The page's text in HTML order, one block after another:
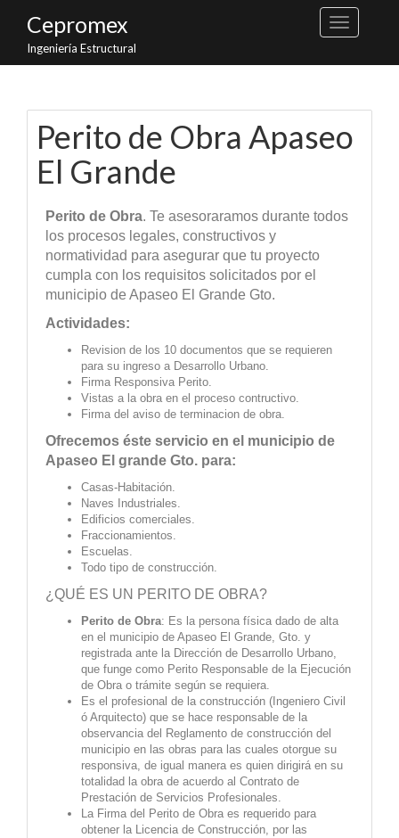
Cepromex
Ingeniería Estructural
Perito de Obra Apaseo
El Grande
Perito de Obra. Te asesoraramos durante todos
los procesos legales, constructivos y
normatividad para asegurar que tu proyecto
cumpla con los requisitos solicitados por el
municipio de Apaseo El Grande Gto.
Actividades:
Revision de los 10 documentos que se requieren
para su ingreso a Desarrollo Urbano.
Firma Responsiva Perito.
Vistas a la obra en el proceso contructivo.
Firma del aviso de terminacion de obra.
Ofrecemos éste servicio en el municipio de
Apaseo El grande Gto. para:
Casas-Habitación.
Naves Industriales.
Edificios comerciales.
Fraccionamientos.
Escuelas.
Todo tipo de construcción.
¿QUÉ ES UN PERITO DE OBRA?
Perito de Obra: Es la persona física dado de alta
en el municipio de Apaseo El Grande, Gto. y
registrada ante la Dirección de Desarrollo Urbano,
que funge como Perito Responsable de la Ejecución
de Obra o trámite según se requiera.
Es el profesional de la construcción (Ingeniero Civil
ó Arquitecto) que se hace responsable de la
observancia del Reglamento de construcción del
municipio en las obras para las cuales otorgue su
responsiva, de igual manera es quien dirigirá en su
totalidad la obra de acuerdo al Contrato de
Prestación de Servicios Profesionales.
La Firma del Perito de Obra es requerido para
obtener la Licencia de Construcción, por las